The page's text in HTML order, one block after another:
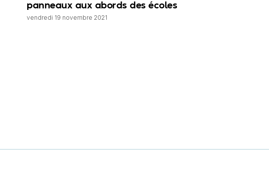
panneaux aux abords des écoles
vendredi 19 novembre 2021